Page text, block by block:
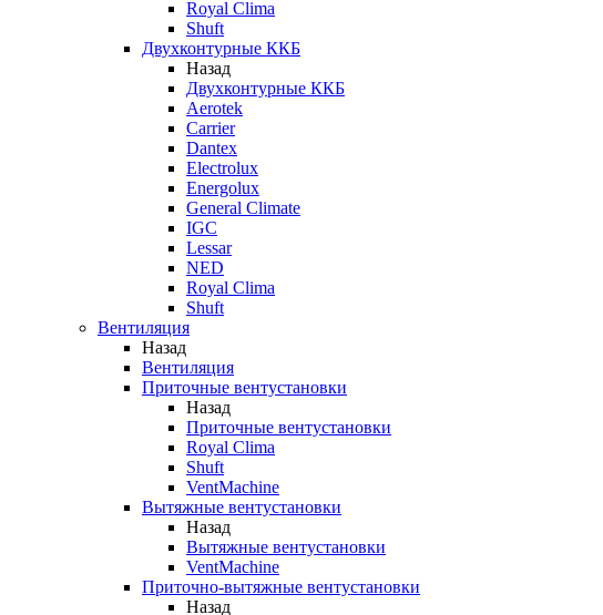
Royal Clima
Shuft
Двухконтурные ККБ
Назад
Двухконтурные ККБ
Aerotek
Carrier
Dantex
Electrolux
Energolux
General Climate
IGC
Lessar
NED
Royal Clima
Shuft
Вентиляция
Назад
Вентиляция
Приточные вентустановки
Назад
Приточные вентустановки
Royal Clima
Shuft
VentMachine
Вытяжные вентустановки
Назад
Вытяжные вентустановки
VentMachine
Приточно-вытяжные вентустановки
Назад